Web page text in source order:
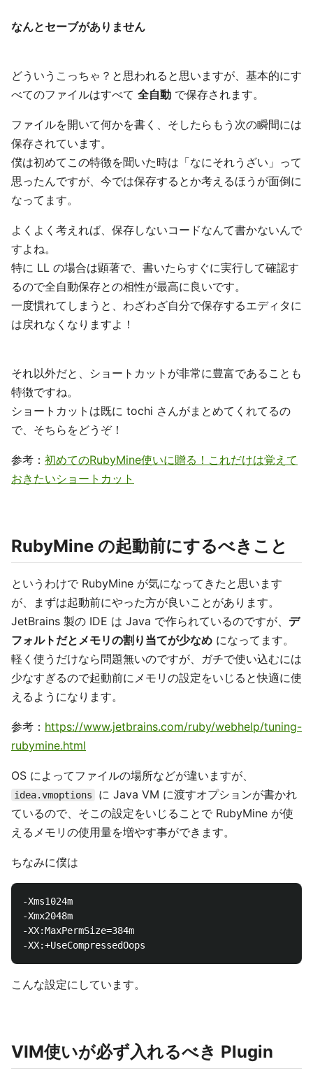
なんとセーブがありません
どういうこっちゃ？と思われると思いますが、基本的にす
べてのファイルはすべて 全自動 で保存されます。
ファイルを開いて何かを書く、そしたらもう次の瞬間には
保存されています。
僕は初めてこの特徴を聞いた時は「なにそれうざい」って
思ったんですが、今では保存するとか考えるほうが面倒に
なってます。
よくよく考えれば、保存しないコードなんて書かないんで
すよね。
特に LL の場合は顕著で、書いたらすぐに実行して確認す
るので全自動保存との相性が最高に良いです。
一度慣れてしまうと、わざわざ自分で保存するエディタに
は戻れなくなりますよ！
それ以外だと、ショートカットが非常に豊富であることも
特徴ですね。
ショートカットは既に tochi さんがまとめてくれてるの
で、そちらをどうぞ！
参考： 初めてのRubyMine使いに贈る！これだけは覚えて
おきたいショートカット
RubyMine の起動前にするべきこと
というわけで RubyMine が気になってきたと思います
が、まずは起動前にやった方が良いことがあります。
JetBrains 製の IDE は Java で作られているのですが、 デ
フォルトだとメモリの割り当てが少なめ になってます。
軽く使うだけなら問題無いのですが、ガチで使い込むには
少なすぎるので起動前にメモリの設定をいじると快適に使
えるようになります。
参考： https://www.jetbrains.com/ruby/webhelp/tuning-
rubymine.html
OS によってファイルの場所などが違いますが、
idea.vmoptions
に Java VM に渡すオプションが書かれ
ているので、そこの設定をいじることで RubyMine が使
えるメモリの使用量を増やす事ができます。
ちなみに僕は
-Xms1024m
-Xmx2048m
-XX:MaxPermSize=384m
こんな設定にしています。
VIM使いが必ず入れるべき Plugin